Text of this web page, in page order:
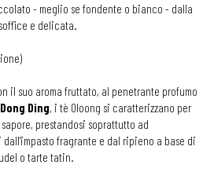
- meglio se fondente o bianco - dalla
e delicata.
il suo aroma fruttato, al penetrante profumo
Dong Ding, i tè Oloong si caratterizzano per
prestandosi soprattutto ad
fragrante e dal ripieno a base di
o tarte tatin.